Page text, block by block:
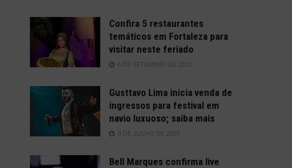
Confira 5 restaurantes
temáticos em Fortaleza para
visitar neste feriado
6 DE SETEMBRO DE 2021
Gusttavo Lima inicia venda de
ingressos para festival em
navio luxuoso; saiba mais
9 DE JULHO DE 2021
Bell Marques confirma live